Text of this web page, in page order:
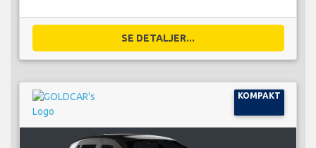
SE DETALJER...
KOMPAKT